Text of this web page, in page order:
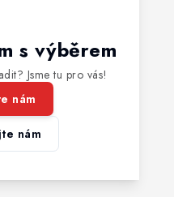
s výběrem
Jsme tu pro vás!
nám
nám